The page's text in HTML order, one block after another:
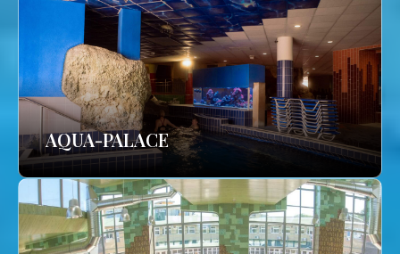
AQUA-PALACE